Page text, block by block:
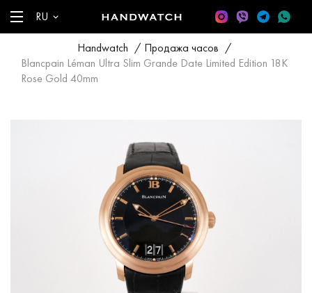
RU
Handwatch / Продажа часов /
Blancpain Léman Ultra Slim Grande Date Limited Edition 18K
Rose Gold 40mm